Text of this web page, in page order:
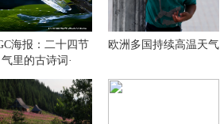
海报：二十四节
气里的古诗词·
欧洲多国持续高温天气